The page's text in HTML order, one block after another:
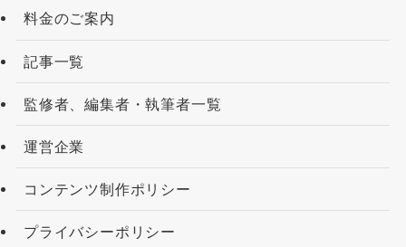
料金のご案内
記事一覧
監修者、編集者・執筆者一覧
運営企業
コンテンツ制作ポリシー
プライバシーポリシー